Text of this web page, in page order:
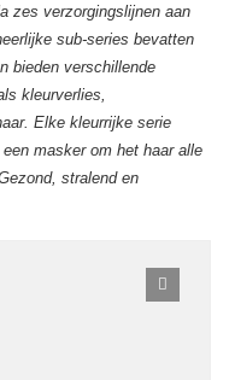
zes verzorgingslijnen aan
sub-series bevatten
bieden verschillende
kleurverlies,
Elke kleurrijke serie
masker om het haar alle
stralend en